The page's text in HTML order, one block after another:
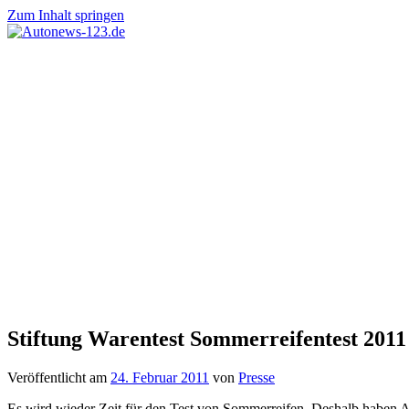
Zum Inhalt springen
Stiftung Warentest Sommerreifentest 2011
Veröffentlicht am 24. Februar 2011 von Presse